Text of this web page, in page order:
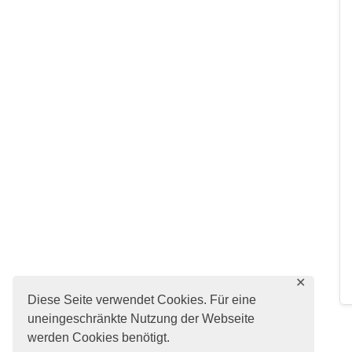
Diese Seite verwendet Cookies. Für eine
uneingeschränkte Nutzung der Webseite
werden Cookies benötigt.
✕